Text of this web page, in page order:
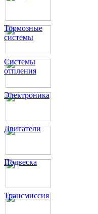
Тормозные
системы
Системы
отпления
Электроника
Двигатели
Подвеска
Трансмиссия